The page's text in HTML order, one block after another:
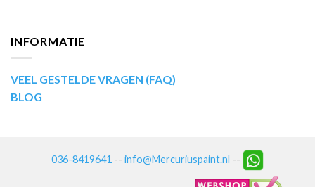
INFORMATIE
VEEL GESTELDE VRAGEN (FAQ)
BLOG
036-8419641 -- info@Mercuriuspaint.nl --